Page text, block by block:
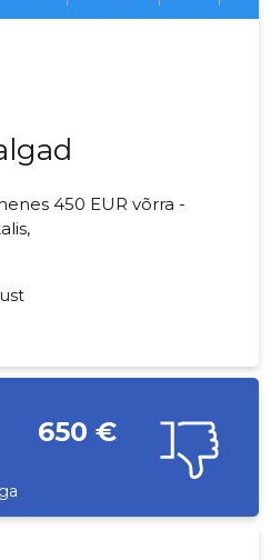
450 EUR võrra -
650 €